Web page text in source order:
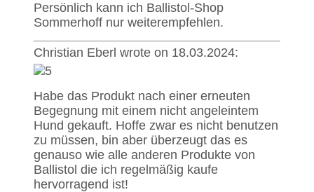
Persönlich kann ich Ballistol-Shop
Sommerhoff nur weiterempfehlen.
Christian Eberl wrote on 18.03.2024:
Habe das Produkt nach einer erneuten
Begegnung mit einem nicht angeleintem
Hund gekauft. Hoffe zwar es nicht benutzen
zu müssen, bin aber überzeugt das es
genauso wie alle anderen Produkte von
Ballistol die ich regelmäßig kaufe
hervorragend ist!